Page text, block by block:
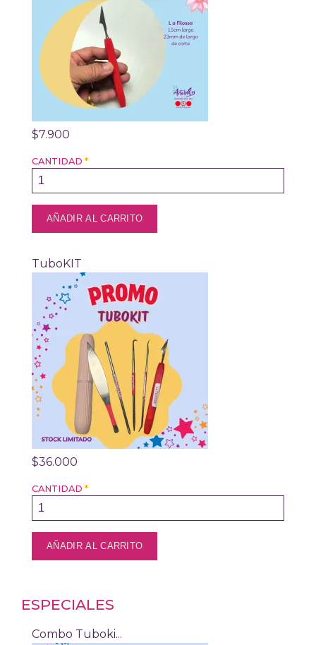
$7.900
CANTIDAD *
TuboKIT
$36.000
CANTIDAD *
ESPECIALES
Combo Tuboki...